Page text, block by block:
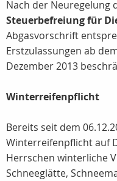
Nach der Neuregelung
Steuerbefreiung für
Abgasvorschrift
Erstzulassungen ab
Dezember 2013
Winterreifenpflicht
Bereits seit dem
Winterreifenpflicht auf
Herrschen winterliche
Schneeglätte,